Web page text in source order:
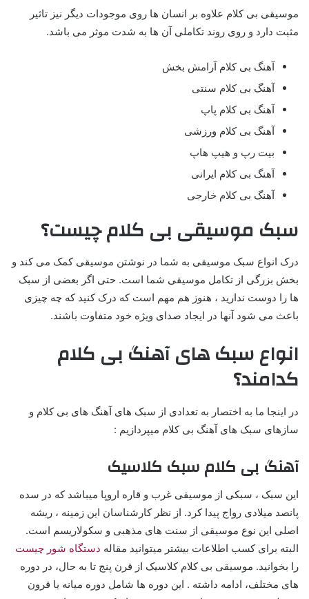
موسیقی بی کلام علاوه بر انسان ها روی موجودات دیگر نیز تاثیر
مثبت دارد و روی روند تکاملی آن ها به شدت موثر می باشد.
آهنگ بی کلام آرامش بخش
آهنگ بی کلام سنتی
آهنگ بی کلام پاپ
آهنگ بی کلام ورزشی
بیت رپ و هیپ هاپ
آهنگ بی کلام ایرانی
آهنگ بی کلام خارجی
سبک موسیقی بی کلام چیست؟
درک انواع سبک موسیقی به شما در نوشتن موسیقی کمک می کند و
بخش بزرگی از تکامل موسیقی شما است. حتی اگر بعضی از سبک
ها را دوست ندارید ، هنوز هم مهم است که درک کنید که چه چیزی
باعث می شود آنها در ایجاد صدای ویژه خود متفاوت باشند.
انواع سبک های آهنگ بی کلام
کدامند؟
در اینجا ما به اختصار به تعدادی از سبک های آهنگ های بی کلام و
سازهای سبک های آهنگ بی کلام میپردازیم :
آهنگ بی کلام سبک کلاسیک
این سبک ، سبکی از موسیقی غرب و قاره اروپا میباشد که در سده
پانصد میلادی رواج پیدا کرد. از نظر کارشناسان این زمینه ، ریشه
اصلی این نوع موسیقی از سنت های مذهبی و سکولاریسم است.
البته برای کسب اطلاعات بیشتر میتوانید مقاله دستگاه شور چیست
را بخوانید. موسیقی بی کلام کلاسیک از قرن پنج تا به حال، در دوره
های مختلف، ادامه داشته . این دوره ها شامل دوره میانه یا قرون